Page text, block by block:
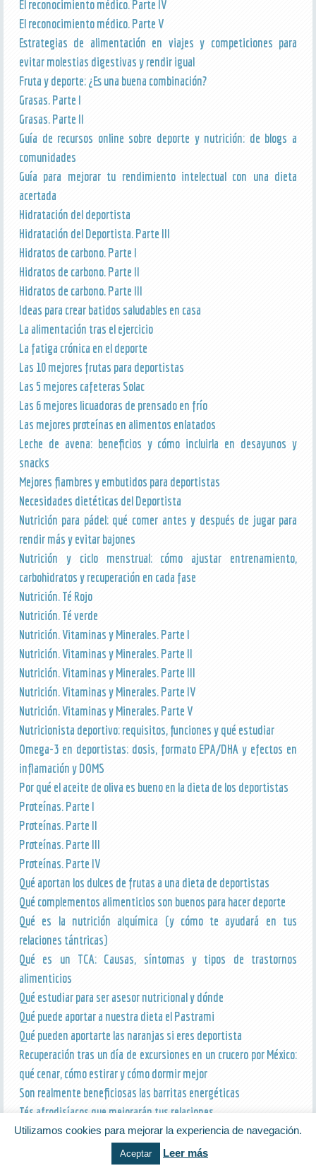
El reconocimiento médico. Parte IV
El reconocimiento médico. Parte V
Estrategias de alimentación en viajes y competiciones para
evitar molestias digestivas y rendir igual
Fruta y deporte: ¿Es una buena combinación?
Grasas. Parte I
Grasas. Parte II
Guía de recursos online sobre deporte y nutrición: de blogs a
comunidades
Guía para mejorar tu rendimiento intelectual con una dieta
acertada
Hidratación del deportista
Hidratación del Deportista. Parte III
Hidratos de carbono. Parte I
Hidratos de carbono. Parte II
Hidratos de carbono. Parte III
Ideas para crear batidos saludables en casa
La alimentación tras el ejercicio
La fatiga crónica en el deporte
Las 10 mejores frutas para deportistas
Las 5 mejores cafeteras Solac
Las 6 mejores licuadoras de prensado en frío
Las mejores proteínas en alimentos enlatados
Leche de avena: beneficios y cómo incluirla en desayunos y
snacks
Mejores fiambres y embutidos para deportistas
Necesidades dietéticas del Deportista
Nutrición para pádel: qué comer antes y después de jugar para
rendir más y evitar bajones
Nutrición y ciclo menstrual: cómo ajustar entrenamiento,
carbohidratos y recuperación en cada fase
Nutrición. Té Rojo
Nutrición. Té verde
Nutrición. Vitaminas y Minerales. Parte I
Nutrición. Vitaminas y Minerales. Parte II
Nutrición. Vitaminas y Minerales. Parte III
Nutrición. Vitaminas y Minerales. Parte IV
Nutrición. Vitaminas y Minerales. Parte V
Nutricionista deportivo: requisitos, funciones y qué estudiar
Omega-3 en deportistas: dosis, formato EPA/DHA y efectos en
inflamación y DOMS
Por qué el aceite de oliva es bueno en la dieta de los deportistas
Proteínas. Parte I
Proteínas. Parte II
Proteínas. Parte III
Proteínas. Parte IV
Qué aportan los dulces de frutas a una dieta de deportistas
Qué complementos alimenticios son buenos para hacer deporte
Qué es la nutrición alquímica (y cómo te ayudará en tus
relaciones tántricas)
Qué es un TCA: Causas, síntomas y tipos de trastornos
alimenticios
Qué estudiar para ser asesor nutricional y dónde
Qué puede aportar a nuestra dieta el Pastrami
Qué pueden aportarte las naranjas si eres deportista
Recuperación tras un día de excursiones en un crucero por México:
qué cenar, cómo estirar y cómo dormir mejor
Son realmente beneficiosas las barritas energéticas
Tés afrodisíacos que mejorarán tus relaciones
Vitaminas para deportistas, ¿cuáles son las mejores?
Utilizamos cookies para mejorar la experiencia de navegación.
Aceptar Leer más